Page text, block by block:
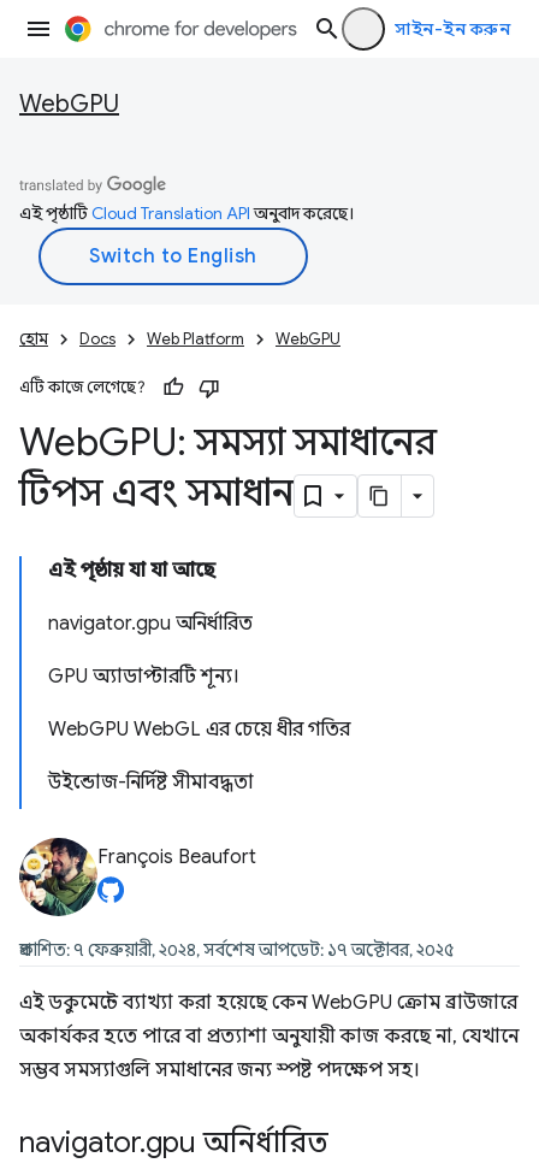
সাইন-ইন করুন
WebGPU
এই পৃষ্ঠাটিCloud Translation APIঅনুবাদ করেছে।
হোম Docs Web Platform WebGPU
এটি কাজে লেগেছে?
WebGPU: সমস্যা সমাধানের
টিপস এবং সমাধান
এই পৃষ্ঠায় যা যা আছে
navigator.gpu অনির্ধারিত
GPU অ্যাডাপ্টারটি শূন্য।
WebGPU WebGL এর চেয়ে ধীর গতির
উইন্ডোজ-নির্দিষ্ট সীমাবদ্ধতা
François Beaufort
প্রকাশিত: ৭ ফেব্রুয়ারী, ২০২৪, সর্বশেষ আপডেট: ১৭ অক্টোবর, ২০২৫
এই ডকুমেন্টে ব্যাখ্যা করা হয়েছে কেন WebGPU ক্রোম ব্রাউজারে
অকার্যকর হতে পারে বা প্রত্যাশা অনুযায়ী কাজ করছে না, যেখানে
সম্ভব সমস্যাগুলি সমাধানের জন্য স্পষ্ট পদক্ষেপ সহ।
navigator.gpu অনির্ধারিত